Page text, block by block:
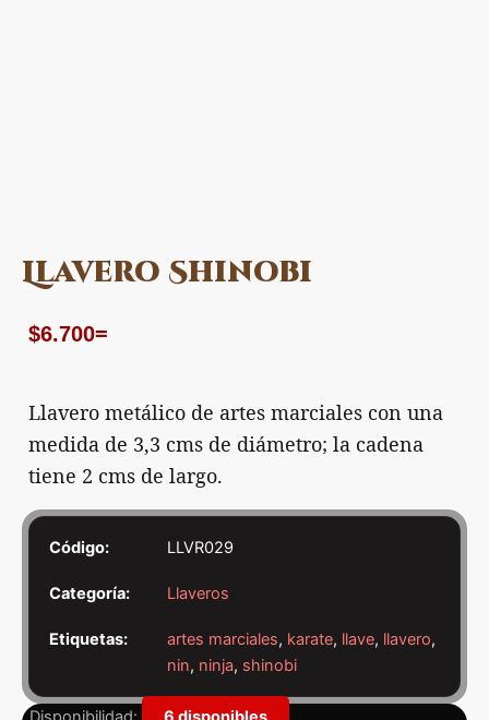
Llavero Shinobi
$6.700=
Llavero metálico de artes marciales con una
medida de 3,3 cms de diámetro; la cadena
tiene 2 cms de largo.
Código: LLVR029
Categoría: Llaveros
Etiquetas: artes marciales, karate, llave, llavero,
nin, ninja, shinobi
Llavero